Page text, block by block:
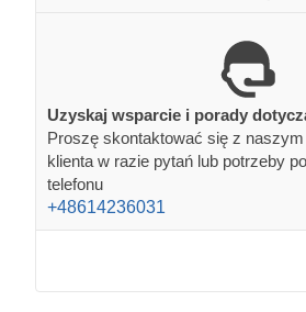
Uzyskaj wsparcie i porady
Proszę skontaktować się z naszym
klienta w razie pytań lub potrzeby
telefonu
+48614236031